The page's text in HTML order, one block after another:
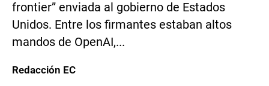
frontier” enviada al gobierno de Estados
Unidos. Entre los firmantes estaban altos
mandos de OpenAI,...
Redacción EC